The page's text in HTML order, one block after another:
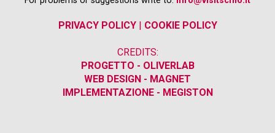
PRIVACY POLICY| COOKIE POLICY
CREDITS:
PROGETTO - OLIVERLAB
WEB DESIGN - MAGNET
IMPLEMENTAZIONE - MEGISTON